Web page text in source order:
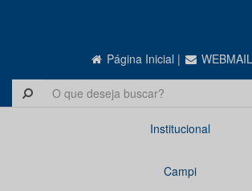
Página Inicial | WEBMAIL
Institucional
Campi